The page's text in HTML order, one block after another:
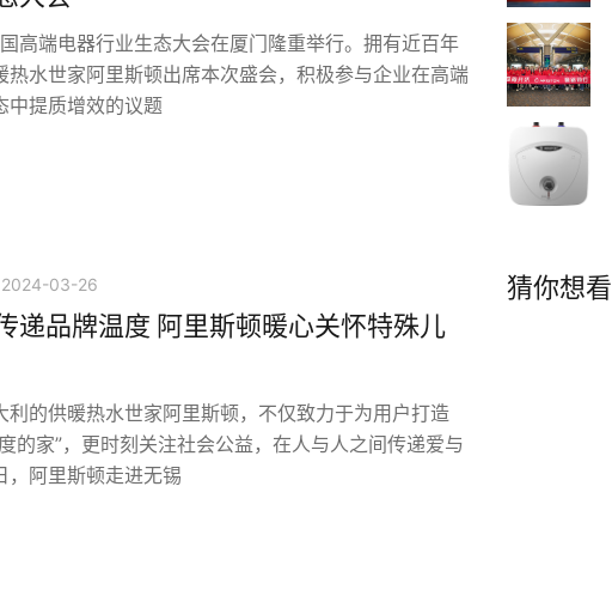
高端电器行业生态大会在厦门隆重举行。拥有近百年
热水世家阿里斯顿出席本次盛会，积极参与企业在高端
中提质增效的议题
2024-03-26
递品牌温度 阿里斯顿暖心关怀特殊儿
利的供暖热水世家阿里斯顿，不仅致力于为用户打造
的家”，更时刻关注社会公益，在人与人之间传递爱与
，阿里斯顿走进无锡
猜你想看